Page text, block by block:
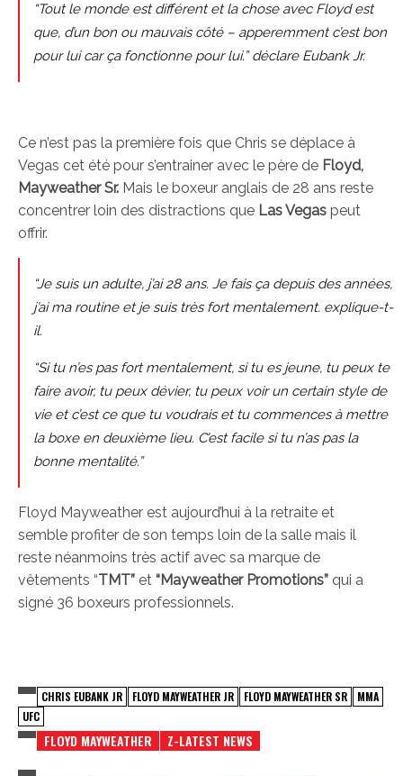
“Tout le monde est différent et la chose avec Floyd est
que, d’un bon ou mauvais côté – apperemment c’est bon
pour lui car ça fonctionne pour lui.” déclare Eubank Jr.
Ce n’est pas la première fois que Chris se déplace à
Vegas cet été pour s’entrainer avec le père de Floyd,
Mayweather Sr. Mais le boxeur anglais de 28 ans reste
concentrer loin des distractions que Las Vegas peut
offrir.
“Je suis un adulte, j’ai 28 ans. Je fais ça depuis des années,
j’ai ma routine et je suis très fort mentalement. explique-t-
il.
“Si tu n’es pas fort mentalement, si tu es jeune, tu peux te
faire avoir, tu peux dévier, tu peux voir un certain style de
vie et c’est ce que tu voudrais et tu commences à mettre
la boxe en deuxième lieu. C’est facile si tu n’as pas la
bonne mentalité.”
Floyd Mayweather est aujourd’hui à la retraite et
semble profiter de son temps loin de la salle mais il
reste néanmoins très actif avec sa marque de
vêtements “TMT” et “Mayweather Promotions” qui a
signé 36 boxeurs professionnels.
CHRIS EUBANK JR FLOYD MAYWEATHER JR FLOYD MAYWEATHER SR
MMA
UFC
FLOYD MAYWEATHER Z-LATEST NEWS